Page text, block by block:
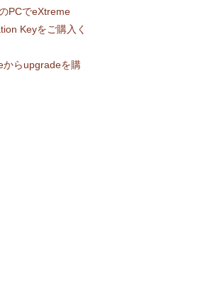
PCでeXtreme
Keyをご購入く
からupgradeを購